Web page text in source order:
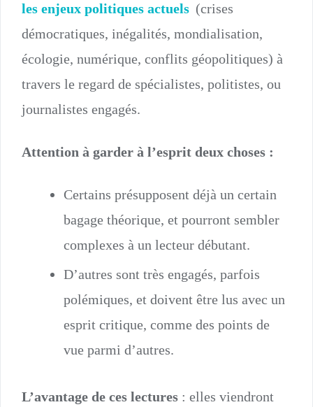
les enjeux politiques actuels (crises
démocratiques, inégalités, mondialisation,
écologie, numérique, conflits géopolitiques) à
travers le regard de spécialistes, politistes, ou
journalistes engagés.
Attention à garder à l’esprit deux choses :
Certains présupposent déjà un certain
bagage théorique, et pourront sembler
complexes à un lecteur débutant.
D’autres sont très engagés, parfois
polémiques, et doivent être lus avec un
esprit critique, comme des points de
vue parmi d’autres.
L’avantage de ces lectures : elles viendront